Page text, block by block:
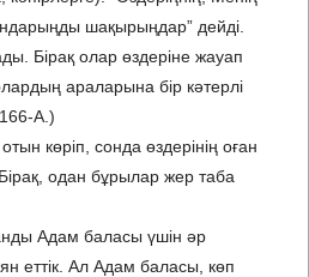
шақырыңдар” дейді.
Бірақ олар өздеріне жауап
араларына бір кәтерлі
А.)
көріп, сонда өздерінің оған
Бірақ, одан бұрылар жер таба
Адам баласы үшін әр
еттік. Ал Адам баласы, көп